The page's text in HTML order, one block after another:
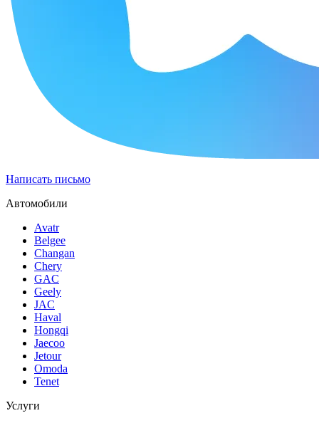
Написать письмо
Автомобили
Avatr
Belgee
Changan
Chery
GAC
Geely
JAC
Haval
Hongqi
Jaecoo
Jetour
Omoda
Tenet
Услуги